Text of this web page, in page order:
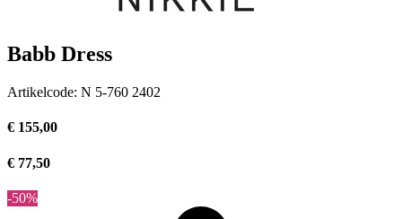
Babb Dress
Artikelcode: N 5-760 2402
€ 155,00
€ 77,50
-50%